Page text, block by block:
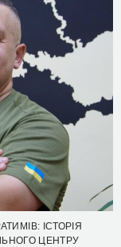
ІСТОРІЯ
ЦЕНТРУ